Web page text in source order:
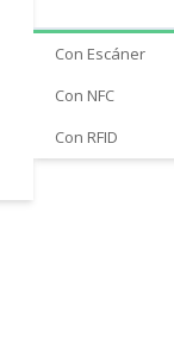
Con Escáner
Con NFC
Con RFID